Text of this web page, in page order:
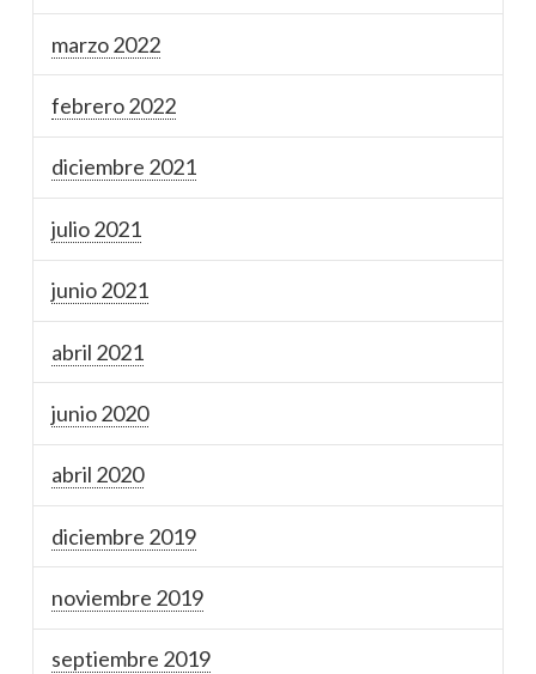
marzo 2022
febrero 2022
diciembre 2021
julio 2021
junio 2021
abril 2021
junio 2020
abril 2020
diciembre 2019
noviembre 2019
septiembre 2019